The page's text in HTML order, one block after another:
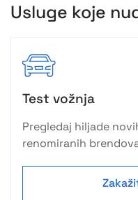
Usluge koje
Test vožnja
Pregledaj hiljade
renomiranih